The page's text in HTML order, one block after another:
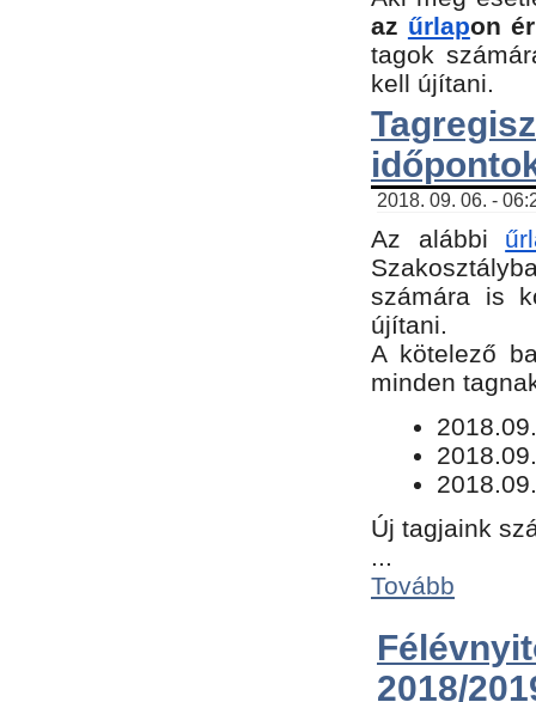
az űrlapon
tagok
kell újítani.
2018. 09. 06. -
Az alábbi
számára is
újítani.
​A kötelező
minden
Új tagjaink
...
Tovább
2018/